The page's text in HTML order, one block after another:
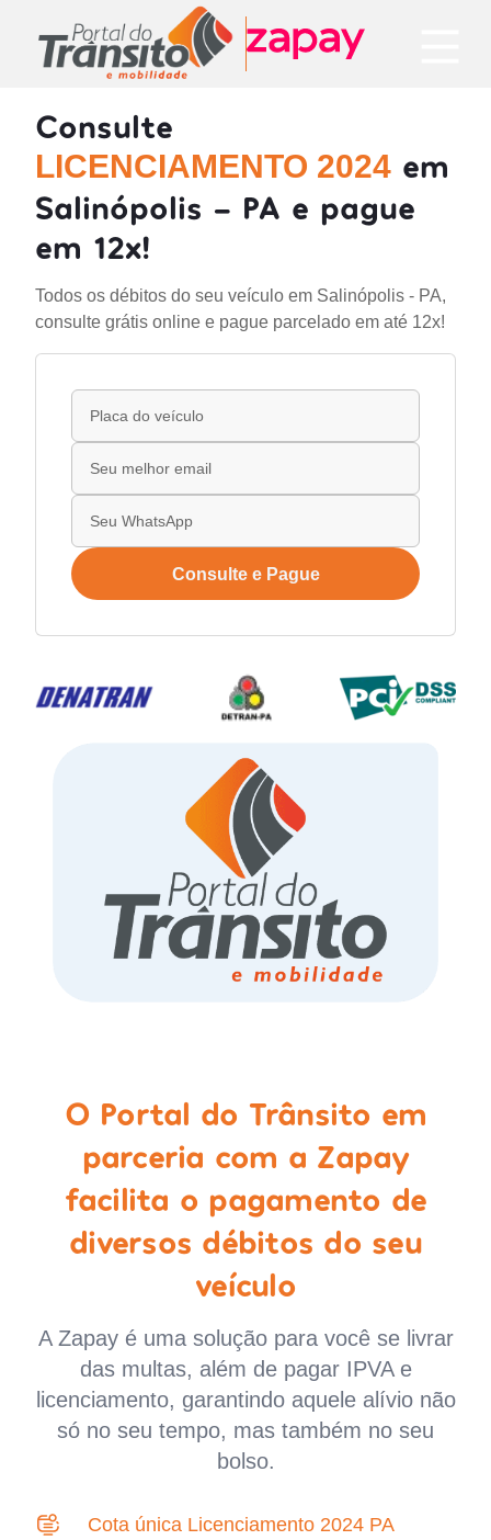
Consulte
LICENCIAMENTO 2024 em
Salinópolis - PA e pague
em 12x!
Todos os débitos do seu veículo em Salinópolis - PA,
consulte grátis online e pague parcelado em até 12x!
Consulte e Pague
O Portal do Trânsito em
parceria com a Zapay
facilita o pagamento de
diversos débitos do seu
veículo
A Zapay é uma solução para você se livrar
das multas, além de pagar IPVA e
licenciamento, garantindo aquele alívio não
só no seu tempo, mas também no seu
bolso.
Cota única Licenciamento 2024 PA